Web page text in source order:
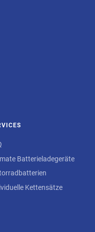
Batterieladegeräte
Kettensätze